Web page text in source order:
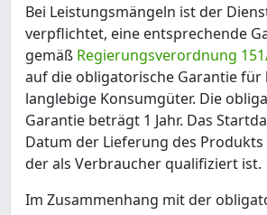
Bei Leistungsmängeln ist der
verpflichtet, eine entsprechende
gemäß Regierungsverordnung
auf die obligatorische Garantie
langlebige Konsumgüter. Die
Garantie beträgt 1 Jahr. Das
Datum der Lieferung des Produkts
der als Verbraucher qualifiziert ist.
Im Zusammenhang mit der